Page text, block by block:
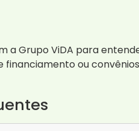
Grupo ViDA para
financiamento ou